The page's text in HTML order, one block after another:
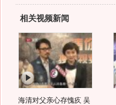
相关视频新闻
海清对父亲心存愧疚 吴